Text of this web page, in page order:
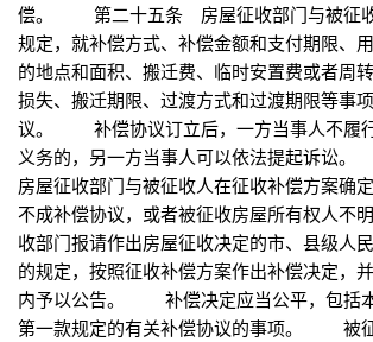
偿。 第二十五条 房屋征收部门与被征收
规定，就补偿方式、补偿金额和支付期限、
的地点和面积、搬迁费、临时安置费或者周
损失、搬迁期限、过渡方式和过渡期限等事
议。 补偿协议订立后，一方当事人不履
义务的，另一方当事人可以依法提起诉
房屋征收部门与被征收人在征收补偿方案确
不成补偿协议，或者被征收房屋所有权人不
收部门报请作出房屋征收决定的市、县级人
的规定，按照征收补偿方案作出补偿决定，
内予以公告。 补偿决定应当公平，包括
第一款规定的有关补偿协议的事项。 被